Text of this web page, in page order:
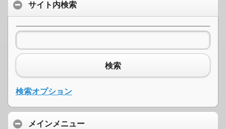
サイト内検索
検索
検索オプション
メインメニュー